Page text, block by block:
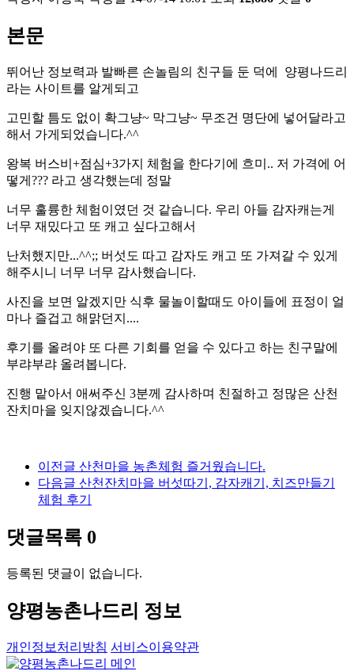
본문
뛰어난 정보력과 발빠른 손놀림의 친구들 둔 덕에 양평나드리
라는 사이트를 알게되고
고민할 틈도 없이 확그냥~ 막그냥~ 무조건 명단에 넣어달라고
해서 가게되었습니다.^^
왕복 버스비+점심+3가지 체험을 한다기에 흐미.. 저 가격에 어
떻게??? 라고 생각했는데 정말
너무 훌륭한 체험이였던 것 같습니다. 우리 아들 감자캐는게
너무 재밌다고 또 캐고 싶다고해서
난처했지만...^^;; 버섯도 따고 감자도 캐고 또 가져갈 수 있게
해주시니 너무 너무 감사했습니다.
사진을 보면 알겠지만 식후 물놀이할때도 아이들에 표정이 얼
마나 즐겁고 해맑던지....
후기를 올려야 또 다른 기회를 얻을 수 있다고 하는 친구말에
부랴부랴 올려봅니다.
진행 맡아서 애써주신 3분께 감사하며 친절하고 정많은 산천
잔치마을 잊지않겠습니다.^^
이전글 산천마을 농촌체험 즐거웠습니다.
다음글 산천잔치마을 버섯따기, 감자캐기, 치즈만들기
체험 후기
댓글목록 0
등록된 댓글이 없습니다.
양평농촌나드리 정보
개인정보처리방침 서비스이용약관